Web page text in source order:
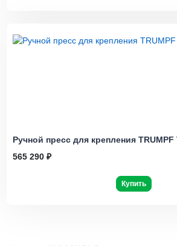
Ручной пресс для крепления
565 290 ₽
Купить